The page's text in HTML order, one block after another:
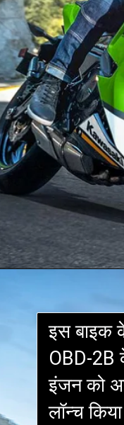
इस बाइक
OBD-2B
इंजन को
लॉन्च